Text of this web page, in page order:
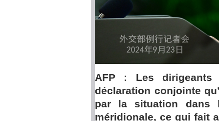
AFP : Les
déclaration conjointe
par la situation dans
méridionale, ce qui fait